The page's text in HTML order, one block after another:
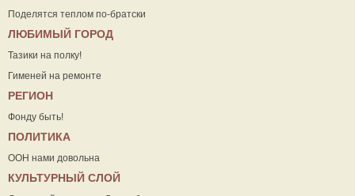
Поделятся теплом по-братски
ЛЮБИМЫЙ ГОРОД
Тазики на полку!
Гименей на ремонте
РЕГИОН
Фонду быть!
ПОЛИТИКА
ООН нами довольна
КУЛЬТУРНЫЙ СЛОЙ